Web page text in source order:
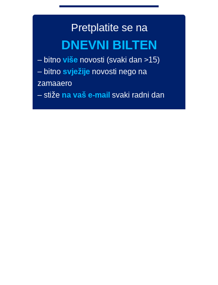
Pretplatite se na
DNEVNI BILTEN
– bitnoviše novosti (svaki dan >15)
– bitnosvježije novosti nego na
zamaaero
– stiže na vaš e-mail svaki radni dan